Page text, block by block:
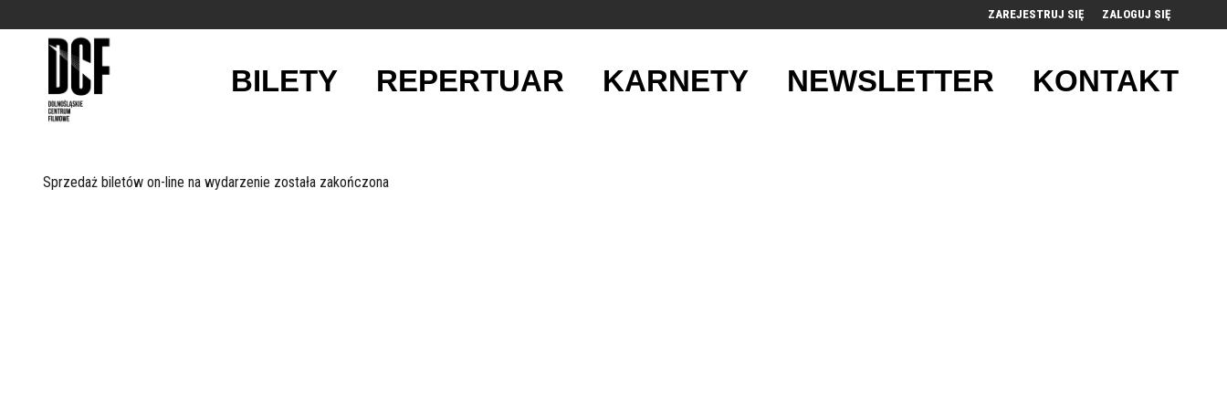
ZAREJESTRUJ SIĘ ZALOGUJ SIĘ
0,00
BILETY REPERTUAR KARNETY NEWSLETTER KONTAKT
Sprzedaż biletów on-line na wydarzenie została zakończona